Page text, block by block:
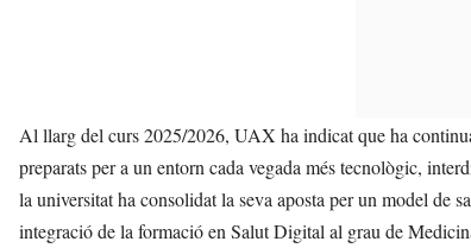
Al llarg del curs 2025/2026, UAX ha indicat que ha
preparats per a un entorn cada vegada més tecnològic,
la universitat ha consolidat la seva aposta per un model de
integració de la formació en Salut Digital al grau de